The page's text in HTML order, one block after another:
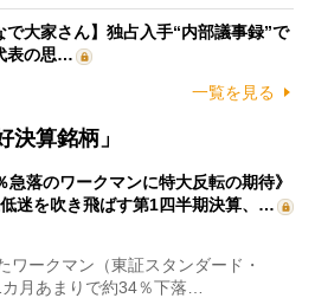
で大家さん】独占入手“内部議事録”で
表の思…
一覧を見る
決算銘柄」
急落のワークマンに特大反転の期待》
迷を吹き飛ばす第1四半期決算、…
ークマン（東証スタンダード・
月あまりで約34％下落…